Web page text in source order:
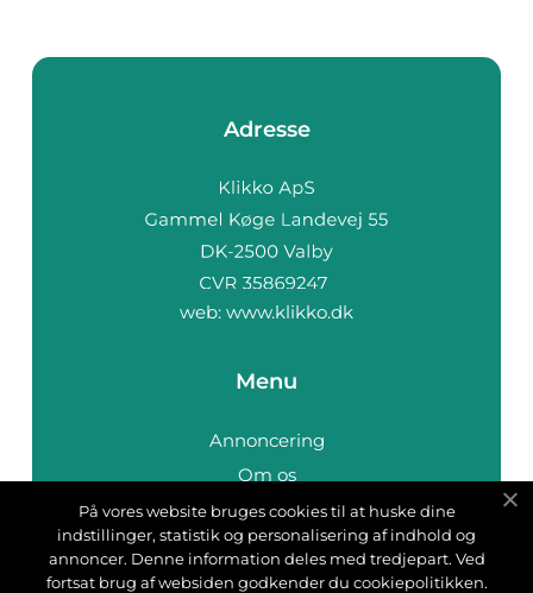
Adresse
web: www.klikko.dk
Menu
Annoncering
Om os
Cookies
Kontakt os
Sitemap
På vores website bruges cookies til at huske dine
indstillinger, statistik og personalisering af indhold og
annoncer. Denne information deles med tredjepart. Ved
fortsat brug af websiden godkender du cookiepolitikken.